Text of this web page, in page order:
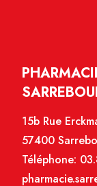
15b Rue
57400
Téléphone: